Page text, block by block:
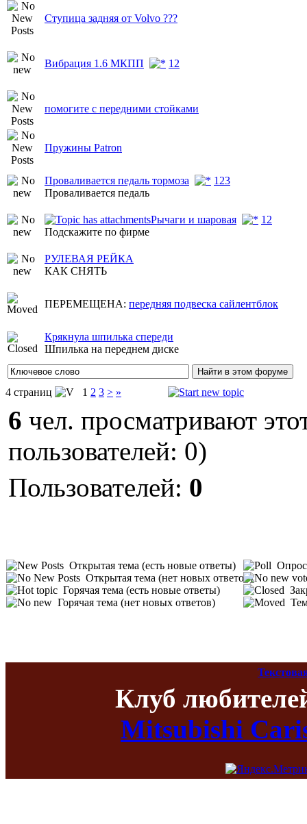
Ступица задняя от Volvo ???
Вибрация 1.6 МКПП 1 2
помогите с передними стойками
Пружины Patron
Проваливается педаль тормоза 1 23
Проваливается педаль
Рычаги и шаровая 1 2
Подскажите по фирме
РУЛЕВАЯ РЕЙКА
КАК СНЯТЬ
ПЕРЕМЕЩЕНА: передняя подвеска сайлентблок
Крякнула шпилька спереди
Шпилька на переднем диске
4 страниц 1 2 3 > »
6 чел. просматривают
пользователей: 0)
Пользователей: 0
Открытая тема (есть новые ответы)
Открытая тема (нет новых ответов)
Горячая тема (есть новые ответы)
Горячая тема (нет новых ответов)
Опрос
Клуб
Mitsubishi